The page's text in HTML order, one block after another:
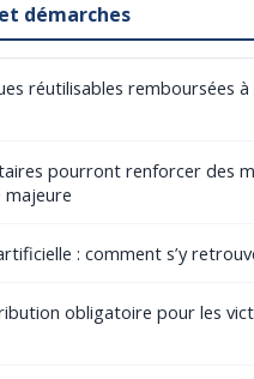
démarches
réutilisables remboursées
pourront renforcer des
majeure
: comment s’y
obligatoire pour les